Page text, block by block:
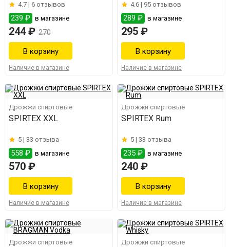
4.7 | 6 отзывов
239 ₽ в магазине
244 ₽ 270
Наличие в магазине
4.6 | 95 отзывов
289 ₽ в магазине
295 ₽
Наличие в магазине
Дрожжи спиртовые
SPIRTEX XXL
5 | 33 отзыва
558 ₽ в магазине
570 ₽
Наличие в магазине
Дрожжи спиртовые
SPIRTEX Rum
5 |33 отзыва
235 ₽ в магазине
240 ₽
Наличие в магазине
Дрожжи спиртовые Дрожжи спиртовые